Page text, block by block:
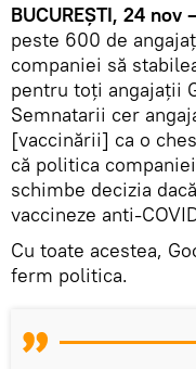
BUCUREŞTI, 24 nov
peste 600 de
companiei să
pentru toți angajații
Semnatarii cer
[vaccinării] ca o
că politica
schimbe decizia
vaccineze anti-
Cu toate acestea,
ferm politica.